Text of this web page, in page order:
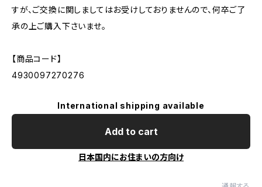
すが、ご交換に関しましてはお受けしておりませんので、何卒ご了
承の上ご購入下さいませ。
【商品コード】
4930097270276
International shipping available
Add to cart
日本国内にお住まいの方向け